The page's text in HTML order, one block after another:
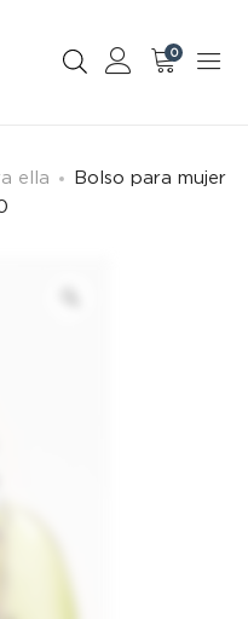
0
ella
Bolso para mujer